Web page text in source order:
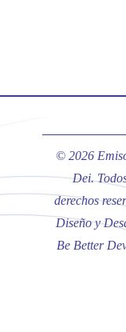
La reflexión
Emisora Vox Dei
10 May 2025
“Tú tienes
© 2026
Dei.
derechos
Diseño y
Be Better